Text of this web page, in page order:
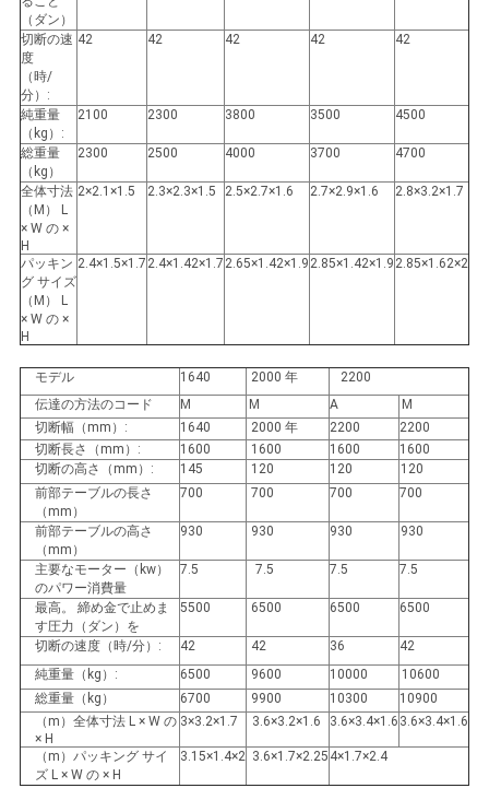
な
さ
い
地
図
PRIVACY
POLICY
（ダン）
切断の速
度
（時/
分）:
42 42 42 42 42
純重量
（kg）:
2100 2300 3800 3500 4500
総重量
（kg）
2300 2500 4000 3700 4700
全体寸法
（M） L
× W の ×
H
2×2.1×1.5 2.3×2.3×1.5 2.5×2.7×1.6 2.7×2.9×1.6 2.8×3.2×1.7
パッキン
グ サイズ
（M） L
× W の ×
H
2.4×1.5×1.7 2.4×1.42×1.7 2.65×1.42×1.9 2.85×1.42×1.9 2.85×1.62×2
モデル 1640 2000 年
2200
伝達の方法のコード
M M A
M
切断幅（mm）:
1640 2000 年 2200
2200
切断長さ（mm）:
1600 1600 1600
1600
切断の高さ（mm）:
145 120 120
120
前部テーブルの長さ
（mm）
700 700 700 700
前部テーブルの高さ
（mm）
930 930 930 930
主要なモーター（kw）
のパワー消費量
7.5 7.5 7.5 7.5
最高。 締め金で止めま
す圧力（ダン）を
5500 6500 6500 6500
切断の速度（時/分）: 42 42 36
42
純重量（kg）:
6500 9600 10000
10600
総重量（kg）
6700 9900 10300
10900
（m）全体寸法 L × W の
× H
3×3.2×1.7 3.6×3.2×1.6 3.6×3.4×1.6 3.6×3.4×1.6
（m）パッキング サイ
ズ L × W の × H
3.15×1.4×2 3.6×1.7×2.25 4×1.7×2.4